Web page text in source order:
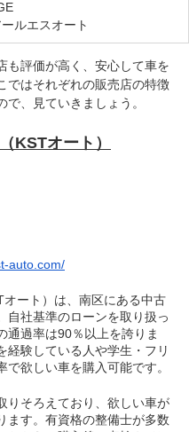
ルエスオート
も評価が高く、安心して車を
ではそれぞれの販売店の特徴
で、見ていきましょう。
KSTオート）
auto.com/
オート）は、南区にある中古
自社基準のローンを取り扱っ
通過率は90％以上を誇りま
経験している人や学生・フリ
で欲しい車を購入可能です。
りそろえており、欲しい車が
ます。有資格の整備士が多数